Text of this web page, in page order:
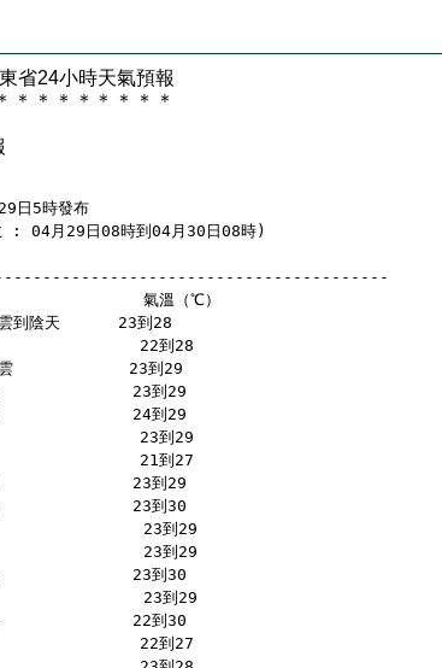
省24小時天氣預報
＊ ＊ ＊ ＊ ＊ ＊ ＊ ＊ ＊
日5時發布
: 04月29日08時到04月30日08時)
氣溫（℃）
到陰天      23到28
22到28
23到29
23到29
24到29
23到29
21到27
23到29
23到30
23到29
23到29
23到30
23到29
22到30
22到27